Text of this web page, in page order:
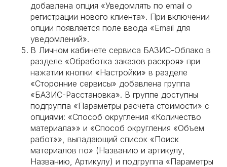
добавлена опция «Уведомлять по email о
регистрации нового клиента». При включении
опции появляется поле ввода «Email для
уведомлений».
В Личном кабинете сервиса БАЗИС-Облако в
разделе «Обработка заказов раскроя» при
нажатии кнопки «Настройки» в разделе
«Сторонние сервисы» добавлена группа
«БАЗИС-Расстановка». В группе доступны
подгруппа «Параметры расчета стоимости» с
опциями: «Способ округления «Количество
материала»» и «Способ округления «Объем
работ»», выпадающий список «Поиск
материалов по» (Названию и артикулу,
Названию, Артикулу) и подгруппа «Параметры